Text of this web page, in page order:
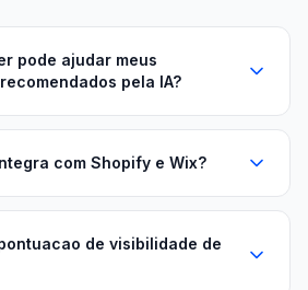
pode ajudar meus
pela IA?
com Shopify e Wix?
de visibilidade de